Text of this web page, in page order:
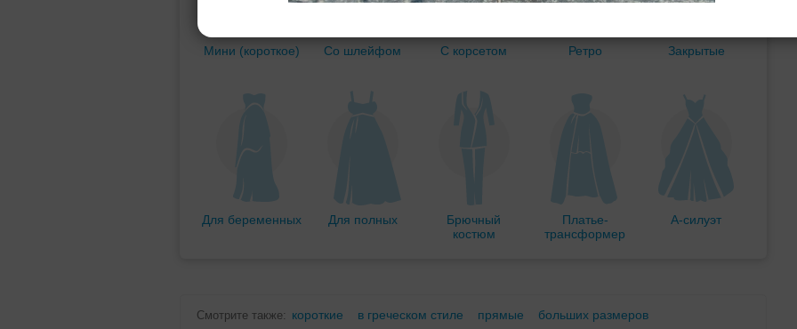
Мини (короткое) Со шлейфом С корсетом Ретро Закрытые
Для беременных Для полных
Брючный
костюм
Платье-
трансформер
А-силуэт
Смотрите также: короткие в греческом стиле прямые
больших размеров